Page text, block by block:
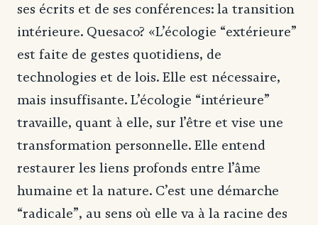
ses écrits et de ses conférences: la transition
intérieure. Quesaco? «L’écologie “extérieure”
est faite de gestes quotidiens, de
technologies et de lois. Elle est nécessaire,
mais insuffisante. L’écologie “intérieure”
travaille, quant à elle, sur l’être et vise une
transformation personnelle. Elle entend
restaurer les liens profonds entre l’âme
humaine et la nature. C’est une démarche
“radicale”, au sens où elle va à la racine des